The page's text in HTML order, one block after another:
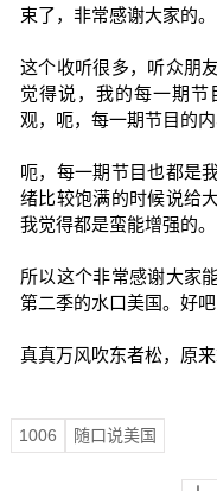
束了，非常感谢大家的。
这个收听很多，听众朋
觉得说，我的每一期节
观，呃，每一期节目的内
呃，每一期节目也都是
绪比较饱满的时候说给
我觉得都是蛮能增强的。
所以这个非常感谢大家
第二季的水口美国。好吧
真真万风吹东者松，原来
1006 随口说美国